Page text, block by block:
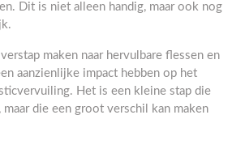
Dit is niet alleen handig, maar ook nog
maken naar hervulbare flessen en
aanzienlijke impact hebben op het
Het is een kleine stap die
maar die een groot verschil kan maken